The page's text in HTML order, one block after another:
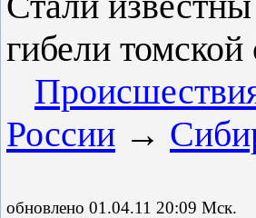
гибели томской
России →
обновлено 01.04.11 20:09 Мск.